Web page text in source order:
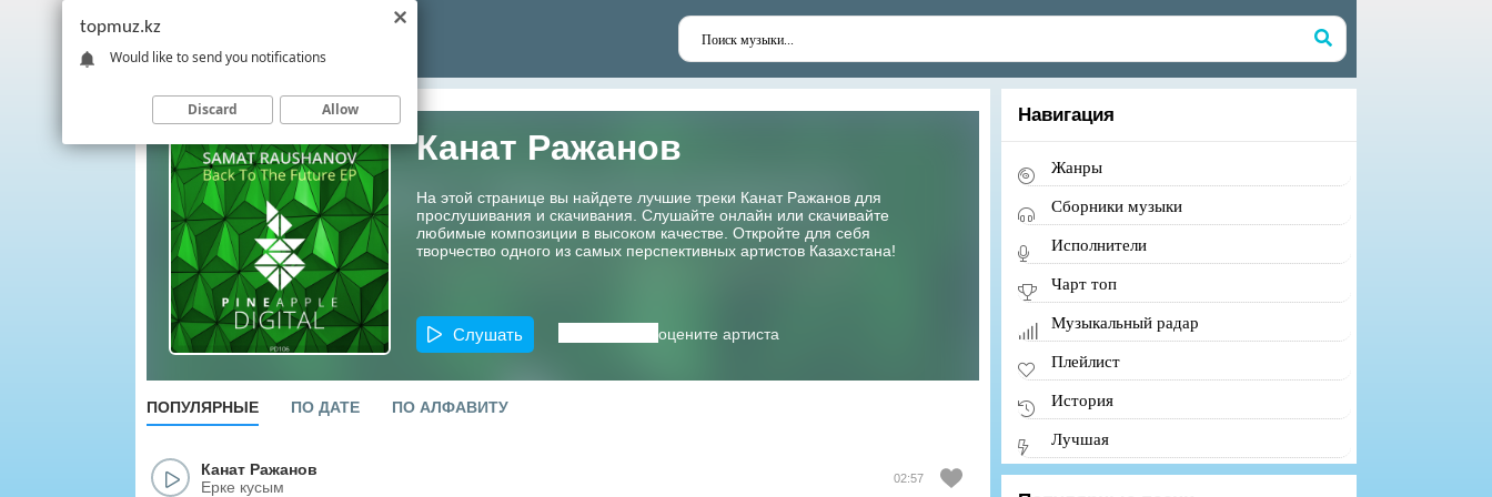
Канат Ражанов
На этой странице вы найдете лучшие треки Канат Ражанов для
прослушивания и скачивания. Слушайте онлайн или скачивайте
любимые композиции в высоком качестве. Откройте для себя
творчество одного из самых перспективных артистов Казахстана!
Слушать оцените артиста
ПОПУЛЯРНЫЕ ПО ДАТЕ ПО АЛФАВИТУ
Канат Ражанов
Ерке кусым
02:57
Навигация
Жанры
Сборники музыки
Исполнители
Чарт топ
Музыкальный радар
Плейлист
История
Лучшая
topmuz.kz
Would like to send you notifications
Discard Allow